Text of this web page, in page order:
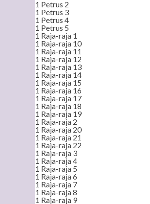
1 Petrus 2
1 Petrus 3
1 Petrus 4
1 Petrus 5
1 Raja-raja 1
1 Raja-raja 10
1 Raja-raja 11
1 Raja-raja 12
1 Raja-raja 13
1 Raja-raja 14
1 Raja-raja 15
1 Raja-raja 16
1 Raja-raja 17
1 Raja-raja 18
1 Raja-raja 19
1 Raja-raja 2
1 Raja-raja 20
1 Raja-raja 21
1 Raja-raja 22
1 Raja-raja 3
1 Raja-raja 4
1 Raja-raja 5
1 Raja-raja 6
1 Raja-raja 7
1 Raja-raja 8
1 Raja-raja 9